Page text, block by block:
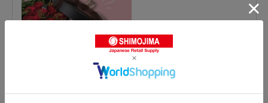
グログランリボンの人気商品との比較